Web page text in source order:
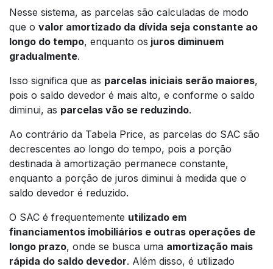
Nesse sistema, as parcelas são calculadas de modo
que o valor amortizado da dívida seja constante ao
longo do tempo, enquanto os juros diminuem
gradualmente.
Isso significa que as parcelas iniciais serão maiores,
pois o saldo devedor é mais alto, e conforme o saldo
diminui, as parcelas vão se reduzindo.
Ao contrário da Tabela Price, as parcelas do SAC são
decrescentes ao longo do tempo, pois a porção
destinada à amortização permanece constante,
enquanto a porção de juros diminui à medida que o
saldo devedor é reduzido.
O SAC é frequentemente utilizado em
financiamentos imobiliários e outras operações de
longo prazo, onde se busca uma amortização mais
rápida do saldo devedor. Além disso, é utilizado